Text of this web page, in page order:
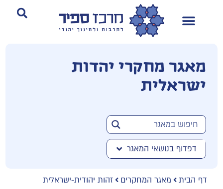
מאגר מחקרי יהדות
ישראלית
דפדוף בנושאי המאגר
דף הבית מאגר המחקרים זהות יהודית-ישראלית